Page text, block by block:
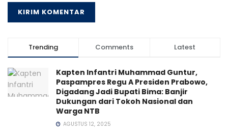
Trending Comments Latest
Kapten Infantri Muhammad Guntur,
Paspampres Regu A Presiden Prabowo,
Digadang Jadi Bupati Bima: Banjir
Dukungan dari Tokoh Nasional dan
Warga NTB
AGUSTUS 12, 2025